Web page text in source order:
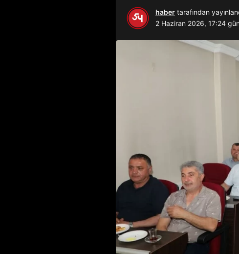
haber tarafından
2 Haziran 2026, 17:24